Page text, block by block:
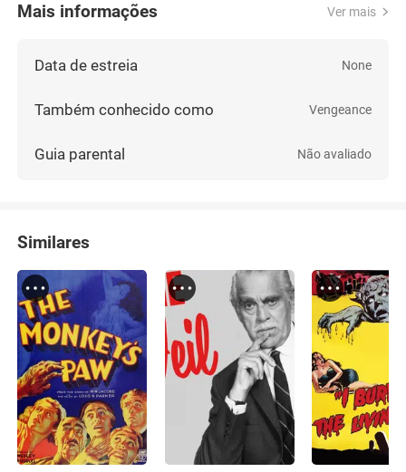
Mais informações Ver mais
Data de estreia None
Também conhecido como Vengeance
Guia parental Não avaliado
Similares